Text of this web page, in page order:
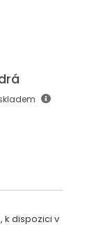
k dispozici v